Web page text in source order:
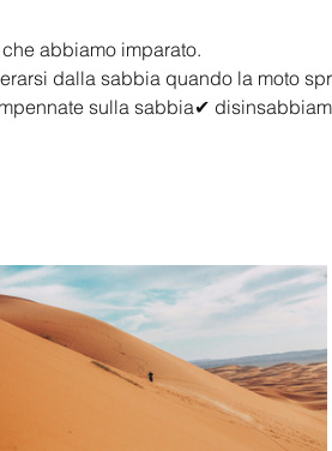
abbiamo imparato.
dalla sabbia quando la moto
sulla sabbia✔